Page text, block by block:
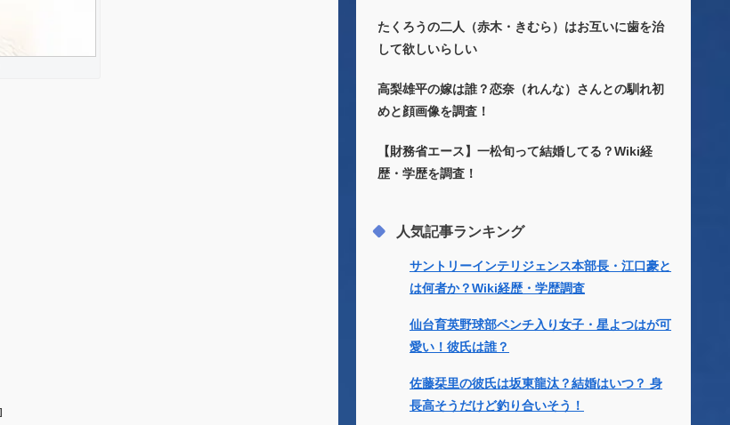
たくろうの二人（赤木・きむら）はお互いに歯を治
して欲しいらしい
高梨雄平の嫁は誰？恋奈（れんな）さんとの馴れ初
めと顔画像を調査！
【財務省エース】一松旬って結婚してる？Wiki経
歴・学歴を調査！
人気記事ランキング
サントリーインテリジェンス本部長・江口豪と
は何者か？Wiki経歴・学歴調査
仙台育英野球部ベンチ入り女子・星よつはが可
愛い！彼氏は誰？
佐藤栞里の彼氏は坂東龍汰？結婚はいつ？ 身
長高そうだけど釣り合いそう！